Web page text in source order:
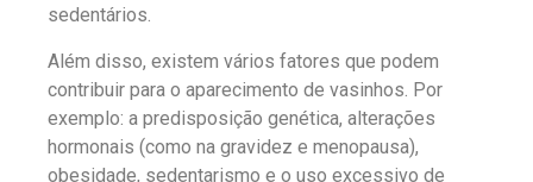
sedentários.
Além disso, existem vários fatores que podem
contribuir para o aparecimento de vasinhos. Por
exemplo: a predisposição genética, alterações
hormonais (como na gravidez e menopausa),
obesidade, sedentarismo e o uso excessivo de